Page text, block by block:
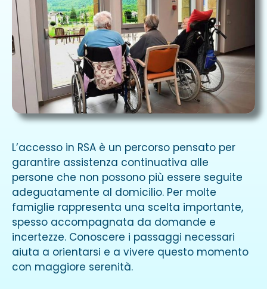
L’accesso in RSA è un percorso pensato per
garantire assistenza continuativa alle
persone che non possono più essere seguite
adeguatamente al domicilio. Per molte
famiglie rappresenta una scelta importante,
spesso accompagnata da domande e
incertezze. Conoscere i passaggi necessari
aiuta a orientarsi e a vivere questo momento
con maggiore serenità.